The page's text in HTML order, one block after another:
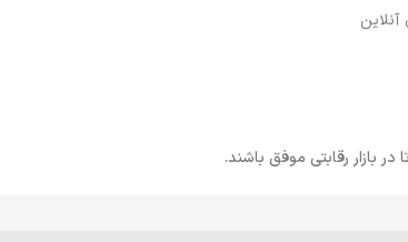
بازار رقابتی موفق باشند.